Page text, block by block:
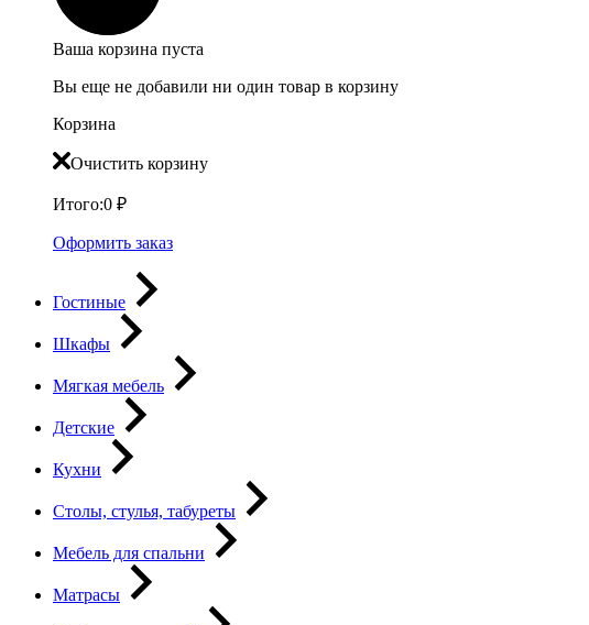
Ваша корзина пуста
Вы еще не добавили ни один товар в корзину
Корзина
Очистить корзину
Итого:0 ₽
Оформить заказ
Гостиные
Шкафы
Мягкая мебель
Детские
Кухни
Столы, стулья, табуреты
Мебель для спальни
Матрасы